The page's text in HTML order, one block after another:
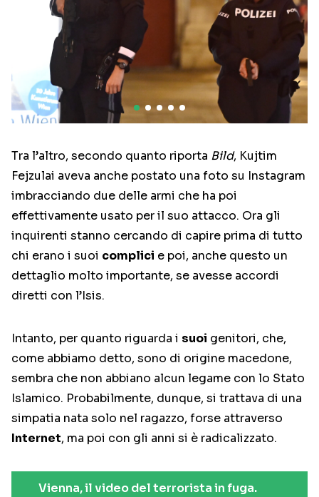
Tra l’altro, secondo quanto riporta Bild, Kujtim
Fejzulai aveva anche postato una foto su Instagram
imbracciando due delle armi che ha poi
effettivamente usato per il suo attacco. Ora gli
inquirenti stanno cercando di capire prima di tutto
chi erano i suoi complici e poi, anche questo un
dettaglio molto importante, se avesse accordi
diretti con l’Isis.
Intanto, per quanto riguarda i suoi genitori, che,
come abbiamo detto, sono di origine macedone,
sembra che non abbiano alcun legame con lo Stato
Islamico. Probabilmente, dunque, si trattava di una
simpatia nata solo nel ragazzo, forse attraverso
Internet, ma poi con gli anni si è radicalizzato.
Vienna, il video del terrorista in fuga.